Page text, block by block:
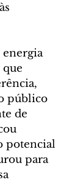
energia
público
de
potencial
para